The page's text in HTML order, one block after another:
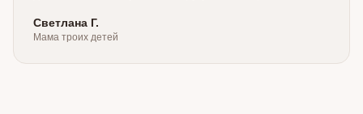
Светлана Г.
Мама троих детей